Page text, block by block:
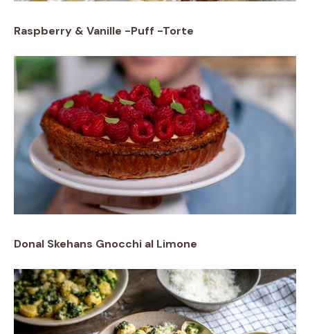
Raspberry & Vanille -Puff -Torte
Donal Skehans Gnocchi al Limone